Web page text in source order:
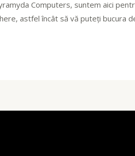
Computers, suntem aici
astfel încât să vă puteți bucura